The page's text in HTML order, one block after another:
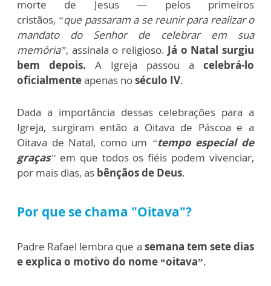
morte de Jesus — pelos primeiros
cristãos, “que passaram a se reunir para realizar o
mandato do Senhor de celebrar em sua
memória”, assinala o religioso. Já o Natal surgiu
bem depois. A Igreja passou a celebrá-lo
oficialmenteapenas noséculo IV.
Dada a importância dessas celebrações para a
Igreja, surgiram então a Oitava de Páscoa e a
Oitava de Natal, como um “tempo especial de
graças” em que todos os fiéis podem vivenciar,
por mais dias, as bênçãos de Deus.
Por que se chama "Oitava"?
Padre Rafael lembra que a semana tem sete dias
e explica o motivo do nome “oitava”.